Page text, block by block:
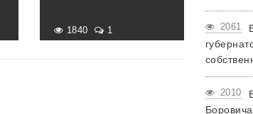
1840 1 2061
2010